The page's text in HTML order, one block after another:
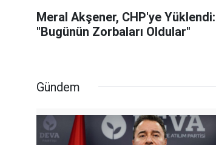
Meral Akşener, CHP'ye Yüklendi:
"Bugünün Zorbaları Oldular"
Gündem